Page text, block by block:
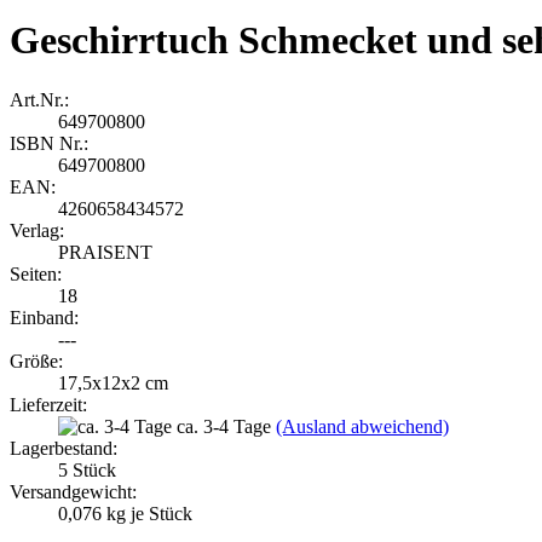
Geschirrtuch Schmecket und
Art.Nr.:
649700800
ISBN Nr.:
649700800
EAN:
4260658434572
Verlag:
PRAISENT
Seiten:
18
Einband:
---
Größe:
17,5x12x2 cm
Lieferzeit:
ca. 3-4 Tage (Ausland abweichend)
Lagerbestand:
5 Stück
Versandgewicht:
0,076 kg je Stück